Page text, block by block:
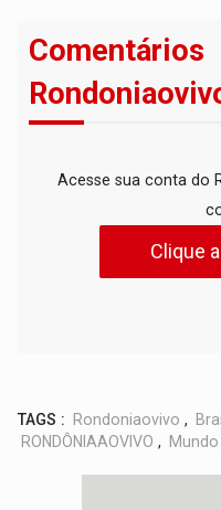
Comentários
Acesse sua conta do
Clique
TAGS : Rondoniaovivo ,
RONDÔNIAAOVIVO , Mundo